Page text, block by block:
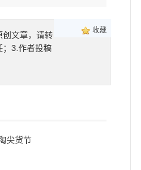
收藏
创文章，请转
；3.作者投稿
尖货节